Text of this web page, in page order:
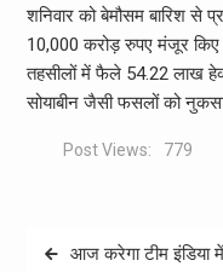
शनिवार को बेमौसम बारिश से
10,000 करोड़ रुपए मंजूर
तहसीलों में फैले 54.22 लाख
सोयाबीन जैसी फसलों को
Post Views: 779
Postआज करेगा टीम इंडिया